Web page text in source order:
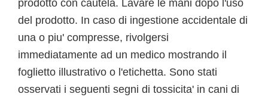
prodotto con cautela. Lavare le mani dopo l'uso
del prodotto. In caso di ingestione accidentale di
una o piu' compresse, rivolgersi
immediatamente ad un medico mostrando il
foglietto illustrativo o l'etichetta. Sono stati
osservati i seguenti segni di tossicita' in cani di